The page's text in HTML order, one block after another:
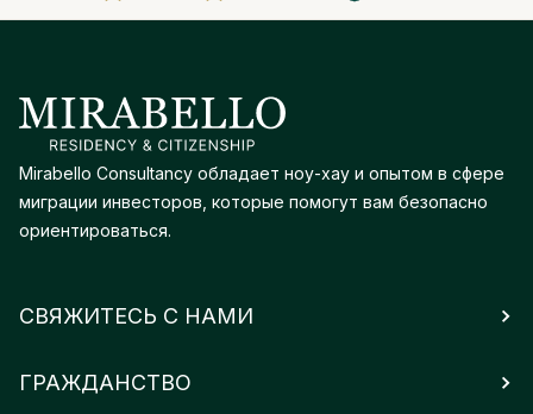
Mirabello Consultancy обладает ноу-хау и опытом в сфере
миграции инвесторов, которые помогут вам безопасно
ориентироваться.
СВЯЖИТЕСЬ С НАМИ
ГРАЖДАНСТВО